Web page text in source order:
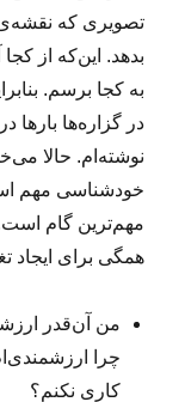
تصویری که نقشه‌ی
بدهد. این‌که از
به کجا برسم.
در گزاره‌ها بارها
نوشته‌ام. حالا
خودشناسی مهم
مهم‌ترین گام
همگی برای ایجاد
من آن‌قدر
چرا
کاری نکنم؟